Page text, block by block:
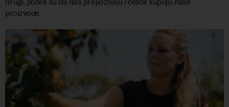
proizvode.